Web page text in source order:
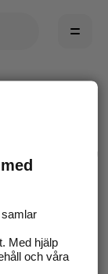
det.
försök igen
Med hjälp
och våra